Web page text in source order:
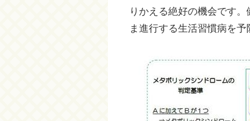
りかえる絶好の機会です
ま進行する生活習慣病を予